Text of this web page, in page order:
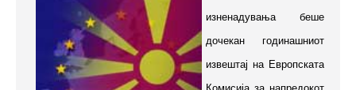
изненадувања беше
дочекан годинашниот
извештај на Европската